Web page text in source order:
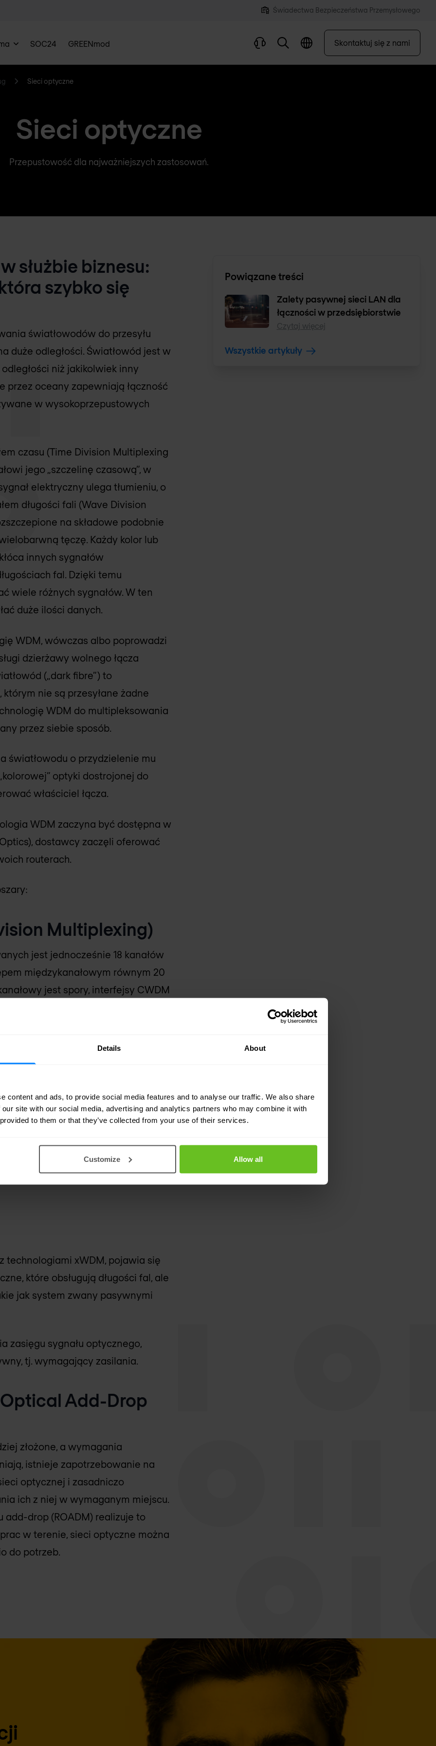
Details About
content and ads, to provide social media features and to analyse our traffic. We also share
site with our social media, advertising and analytics partners who may combine it with
to them or that they’ve collected from your use of their services.
Customize Allow all
Świadectwa Bezpieczeństwa Przemysłowego
SOC24 GREENmod Skontaktuj się z nami
Sieci optyczne
Sieci optyczne
Przepustowość dla najważniejszych zastosowań.
służbie biznesu:
szybko się
światłowodów do przesyłu
duże odległości. Światłowód jest w
niż jakikolwiek inny
przez oceany zapewniają łączność
w wysokoprzepustowych
czasu (Time Division Multiplexing
jego „szczelinę czasową”, w
elektryczny ulega tłumieniu, o
długości fali (Wave Division
na składowe podobnie
tęczę. Każdy kolor lub
innych sygnałów
fal. Dzięki temu
wiele różnych sygnałów. W ten
duże ilości danych.
WDM, wówczas albo poprowadzi
dzierżawy wolnego łącza
(„dark fibre”) to
nie są przesyłane żadne
WDM do multipleksowania
przez siebie sposób.
światłowodu o przydzielenie mu
optyki dostrojonej do
właściciel łącza.
WDM zaczyna być dostępna w
dostawcy zaczęli oferować
routerach.
Multiplexing)
jest jednocześnie 18 kanałów
międzykanałowym równym 20
jest spory, interfejsy CWDM
około 70 km, choć liczba kanałów
Każda długość fali
Multiplexing)
falowe) pozwala w każdej
80 długości fali,
Sygnały DWDM można odnawiać
na dużo większe
każdej można przesyłać do 400
technologiami xWDM, pojawia się
które obsługują długości fal, ale
jak system zwany pasywnymi
zasięgu sygnału optycznego,
tj. wymagający zasilania.
Add-Drop
złożone, a wymagania
istnieje zapotrzebowanie na
optycznej i zasadniczo
ich z niej w wymaganym miejscu.
drop (ROADM) realizuje to
w terenie, sieci optyczne można
do potrzeb.
Powiązane treści
Zalety pasywnej sieci LAN dla
łączności w przedsiębiorstwie
Czytaj więcej
Wszystkie artykuły